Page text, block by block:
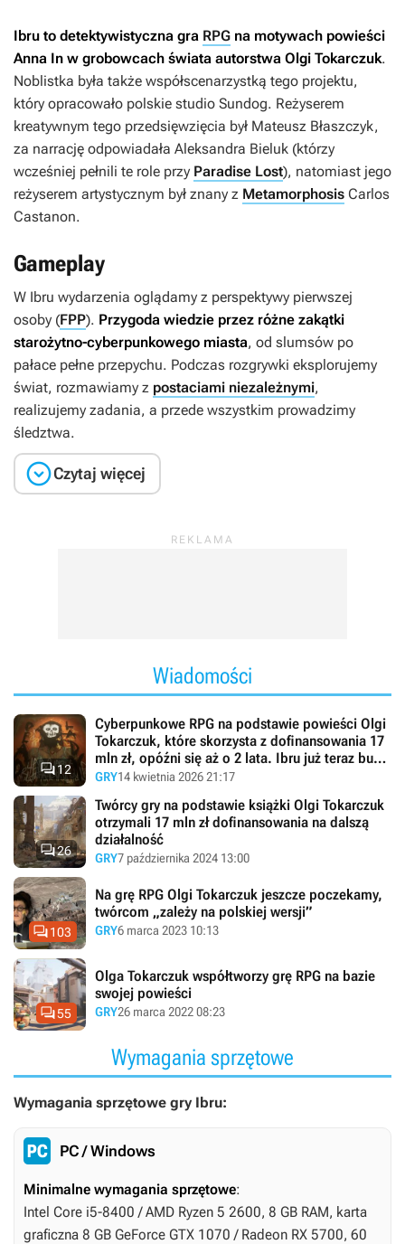
Ibru to detektywistyczna gra RPG na motywach powieści
Anna In w grobowcach świata autorstwa Olgi Tokarczuk.
Noblistka była także współscenarzystką tego projektu,
który opracowało polskie studio Sundog. Reżyserem
kreatywnym tego przedsięwzięcia był Mateusz Błaszczyk,
za narrację odpowiadała Aleksandra Bieluk (którzy
wcześniej pełnili te role przy Paradise Lost), natomiast jego
reżyserem artystycznym był znany z Metamorphosis Carlos
Castanon.
Gameplay
W Ibru wydarzenia oglądamy z perspektywy pierwszej
osoby (FPP). Przygoda wiedzie przez różne zakątki
starożytno-cyberpunkowego miasta, od slumsów po
pałace pełne przepychu. Podczas rozgrywki eksplorujemy
świat, rozmawiamy z postaciami niezależnymi,
realizujemy zadania, a przede wszystkim prowadzimy
śledztwa.
Czytaj więcej
Wiadomości
12
Cyberpunkowe RPG na podstawie powieści Olgi
Tokarczuk, które skorzysta z dofinansowania 17
mln zł, opóźni się aż o 2 lata. Ibru już teraz budzi
duży niepokój
GRY14 kwietnia 2026 21:17
26
Twórcy gry na podstawie książki Olgi Tokarczuk
otrzymali 17 mln zł dofinansowania na dalszą
działalność
GRY7 października 2024 13:00
103
Na grę RPG Olgi Tokarczuk jeszcze poczekamy,
twórcom „zależy na polskiej wersji”
GRY6 marca 2023 10:13
55
Olga Tokarczuk współtworzy grę RPG na bazie
swojej powieści
GRY26 marca 2022 08:23
Wymagania sprzętowe
Wymagania sprzętowe gry Ibru:
PC / Windows
Minimalne wymagania sprzętowe:
Intel Core i5-8400 / AMD Ryzen 5 2600, 8 GB RAM, karta
graficzna 8 GB GeForce GTX 1070 / Radeon RX 5700, 60